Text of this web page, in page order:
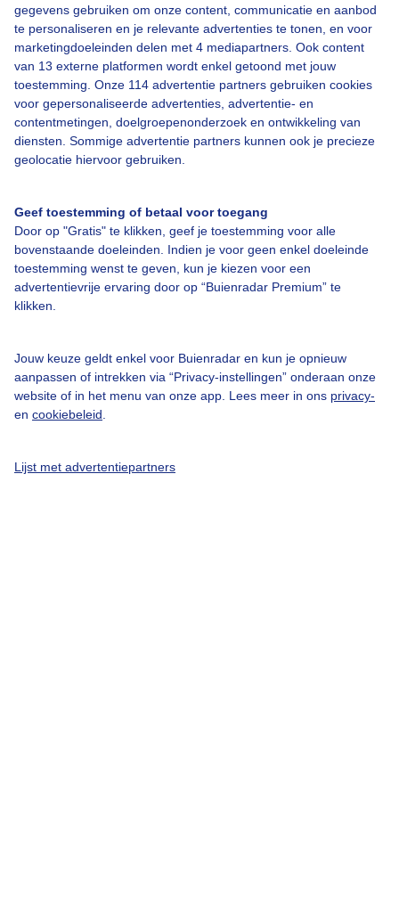
gegevens gebruiken om onze content, communicatie en aanbod
te personaliseren en je relevante advertenties te tonen, en voor
marketingdoeleinden delen met 4 mediapartners. Ook content
van 13 externe platformen wordt enkel getoond met jouw
toestemming. Onze 114 advertentie partners gebruiken cookies
voor gepersonaliseerde advertenties, advertentie- en
contentmetingen, doelgroepenonderzoek en ontwikkeling van
diensten. Sommige advertentie partners kunnen ook je precieze
geolocatie hiervoor gebruiken.
Geef toestemming of betaal voor toegang
Door op "Gratis" te klikken, geef je toestemming voor alle
bovenstaande doeleinden. Indien je voor geen enkel doeleinde
toestemming wenst te geven, kun je kiezen voor een
advertentievrije ervaring door op “Buienradar Premium” te
klikken.
Jouw keuze geldt enkel voor Buienradar en kun je opnieuw
aanpassen of intrekken via “Privacy-instellingen” onderaan onze
website of in het menu van onze app. Lees meer in ons privacy-
en cookiebeleid
Lijst met advertentiepartners
Door: Thea Gemaakt: 29-03-2026, 48x bekeken
Zonsopkomst
Een moment geduld aub...